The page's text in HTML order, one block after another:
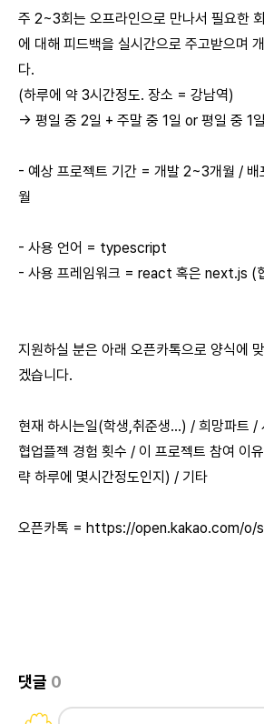
주 2~3회는 오프라인으로 만나서 필요한
에 대해 피드백을 실시간으로 주고받으며
다.
(하루에 약 3시간정도. 장소 = 강남역)
-> 평일 중 2일 + 주말 중 1일 or 평일 중 1
- 예상 프로젝트 기간 = 개발 2~3개월 / 배
월
- 사용 언어 = typescript
- 사용 프레임워크 = react 혹은 next.js (
지원하실 분은 아래 오픈카톡으로 양식에
겠습니다.
현재 하시는일(학생,취준생…) / 희망파트 /
협업플젝 경험 횟수 / 이 프로젝트 참여 이
략 하루에 몇시간정도인지) / 기타
오픈카톡 = https://open.kakao.com/o/
댓글 0